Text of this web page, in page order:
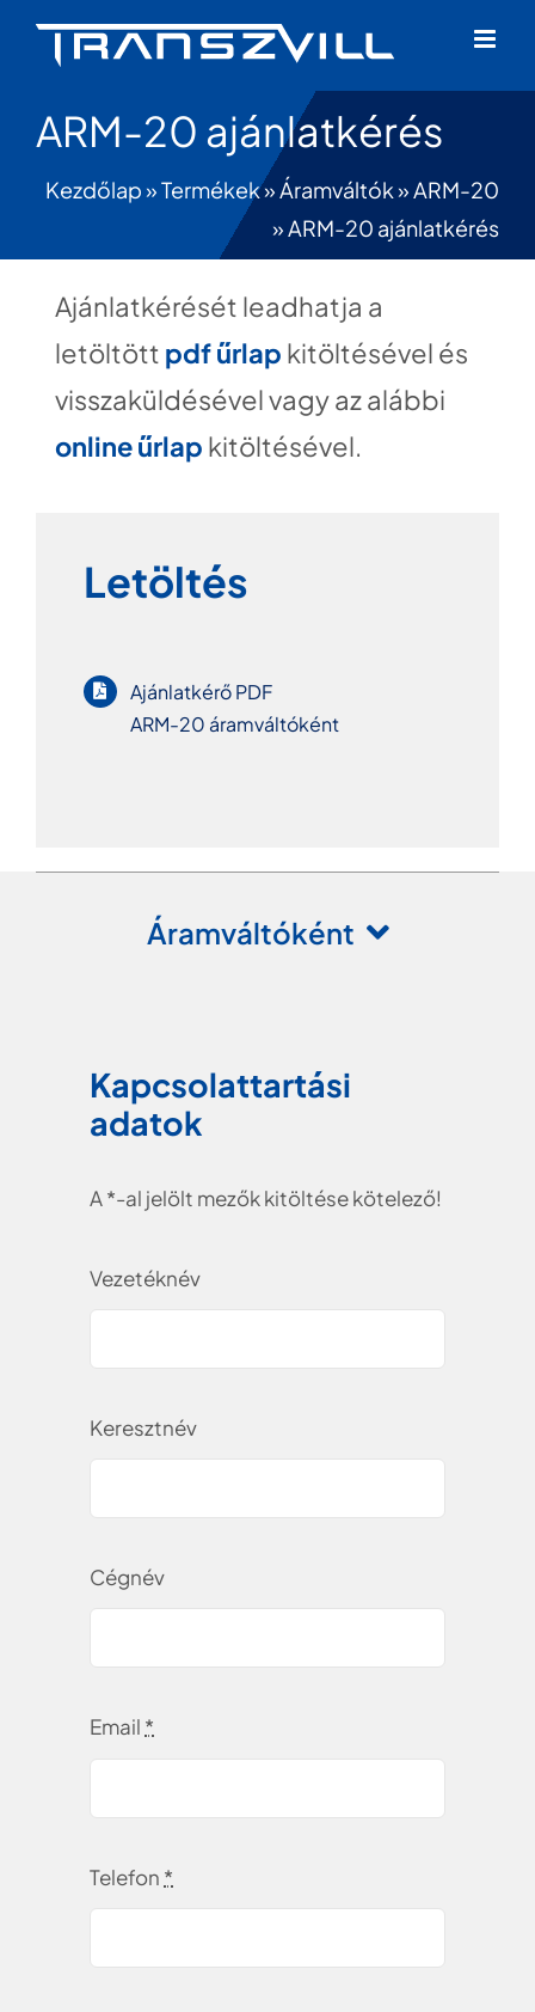
ARM-20 ajánlatkérés
Kezdőlap»Termékek»Áramváltók»ARM-20
»ARM-20 ajánlatkérés
Ajánlatkérését leadhatja a
letöltött pdf űrlap kitöltésével és
visszaküldésével vagy az alábbi
online űrlap kitöltésével.
Letöltés
Ajánlatkérő PDF
ARM-20 áramváltóként
Áramváltóként
Kapcsolattartási
adatok
A *-al jelölt mezők kitöltése kötelező!
Vezetéknév
Keresztnév
Cégnév
Email *
Telefon *